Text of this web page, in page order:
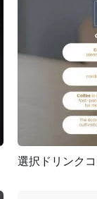
選択ドリンク